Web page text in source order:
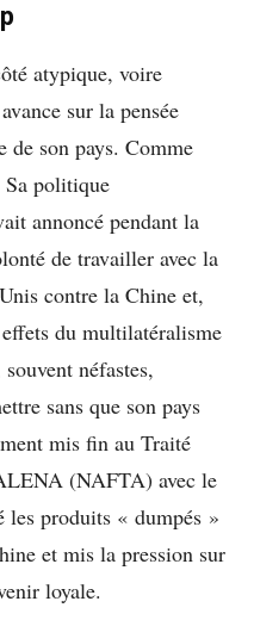
atypique, voire
sur la pensée
de son pays. Comme
politique
annoncé pendant la
de travailler avec la
contre la Chine et,
du multilatéralisme
néfastes,
sans que son pays
mis fin au Traité
(NAFTA) avec le
les produits « dumpés »
et mis la pression sur
loyale.